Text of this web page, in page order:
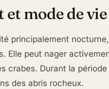
mode de vie
principalement
Elle peut nager
crabes. Durant la
des abris rocheux.